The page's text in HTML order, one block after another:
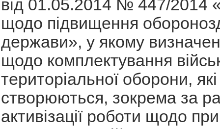
від 01.05.2014 № 447/2014
щодо підвищення
держави», у якому
щодо комплектування
територіальної оборони, які
створюються, зокрема за
активізації роботи щодо